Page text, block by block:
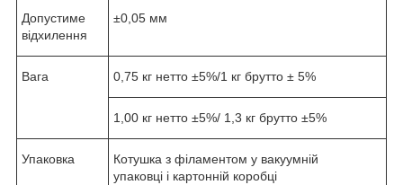
Допустиме
відхилення
±0,05 мм
Вага 0,75 кг нетто ±5%/1 кг брутто ± 5%
1,00 кг нетто ±5%/ 1,3 кг брутто ±5%
Упаковка
Котушка з філаментом у вакуумній
упаковці і картонній коробці